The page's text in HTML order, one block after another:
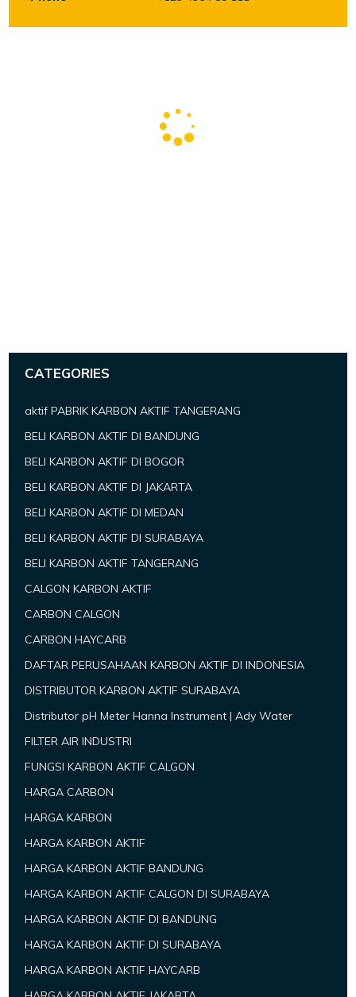
CATEGORIES
aktif PABRIK KARBON AKTIF TANGERANG
BELI KARBON AKTIF DI BANDUNG
BELI KARBON AKTIF DI BOGOR
BELI KARBON AKTIF DI JAKARTA
BELI KARBON AKTIF DI MEDAN
BELI KARBON AKTIF DI SURABAYA
BELI KARBON AKTIF TANGERANG
CALGON KARBON AKTIF
CARBON CALGON
CARBON HAYCARB
DAFTAR PERUSAHAAN KARBON AKTIF DI INDONESIA
DISTRIBUTOR KARBON AKTIF SURABAYA
Distributor pH Meter Hanna Instrument | Ady Water
FILTER AIR INDUSTRI
FUNGSI KARBON AKTIF CALGON
HARGA CARBON
HARGA KARBON
HARGA KARBON AKTIF
HARGA KARBON AKTIF BANDUNG
HARGA KARBON AKTIF CALGON DI SURABAYA
HARGA KARBON AKTIF DI BANDUNG
HARGA KARBON AKTIF DI SURABAYA
HARGA KARBON AKTIF HAYCARB